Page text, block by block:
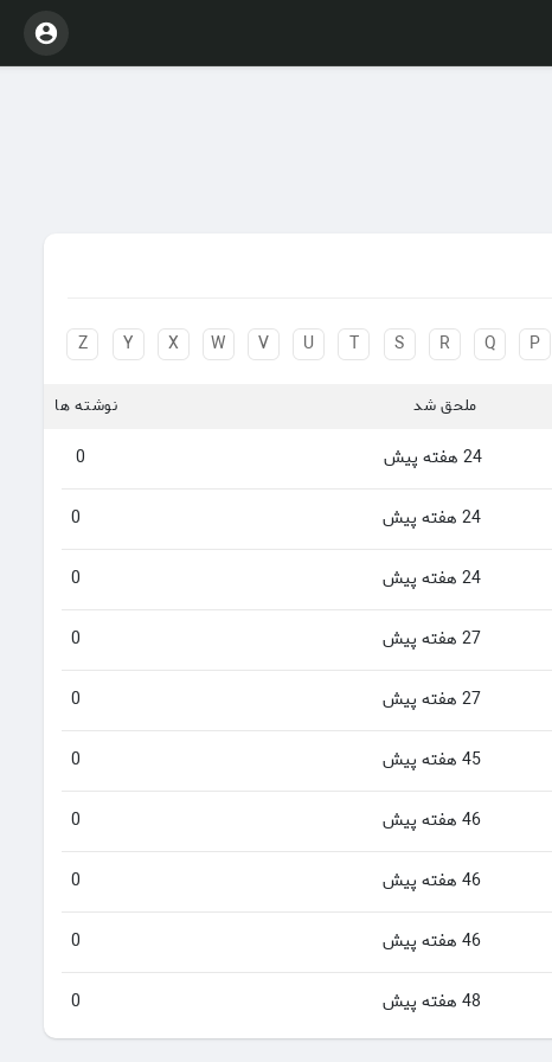
P
Q
R
S
T
U
V
W
X
Y
Z
ملحق شد نوشته ها
24 هفته پیش 0
24 هفته پیش 0
24 هفته پیش 0
27 هفته پیش 0
27 هفته پیش 0
45 هفته پیش 0
46 هفته پیش 0
46 هفته پیش 0
46 هفته پیش 0
48 هفته پیش 0